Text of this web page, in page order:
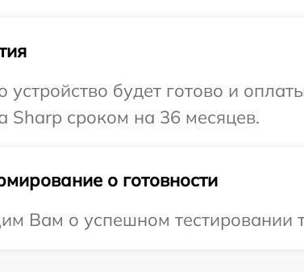
устройство будет готово и
Sharp сроком на 36 месяцев.
о готовности
Вам о успешном тестировании